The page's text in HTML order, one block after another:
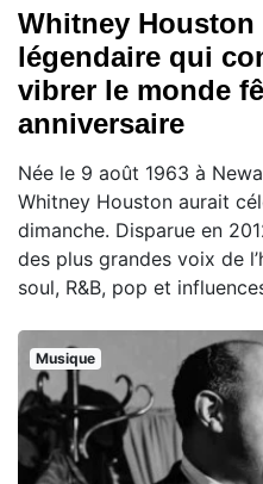
Whitney
légendaire qui
vibrer le monde
anniversaire
Née le 9 août 1963 à
Whitney Houston aurait
dimanche. Disparue en
des plus grandes voix de
soul, R&B, pop et
Musique